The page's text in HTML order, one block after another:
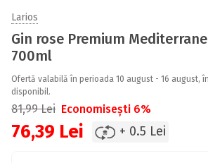
Larios
Gin rose Premium
700ml
Ofertă valabilă în perioada 10 august - 16 august,
disponibil.
81,99Lei Economisești 6%
76,39 Lei + 0.5 Lei